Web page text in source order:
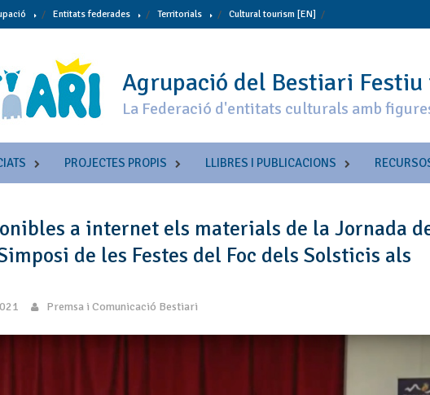
Entitats federades Territorials Cultural tourism [EN]
Agrupació del Bestiari Festiu
La Federació d'entitats culturals amb
PROJECTES PROPIS LLIBRES I PUBLICACIONS
a internet els materials de la Jornada
de les Festes del Foc dels Solsticis als
Premsa i Comunicació Bestiari